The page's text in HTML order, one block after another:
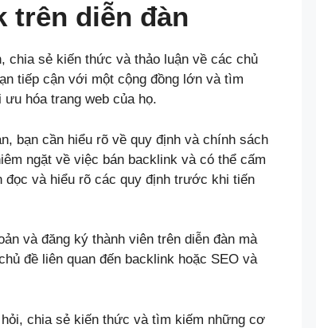
trên diễn đàn
chia sẻ kiến thức và thảo luận về các chủ
tiếp cận với một cộng đồng lớn và tìm
hóa trang web của họ.
bạn cần hiểu rõ về quy định và chính sách
ngặt về việc bán backlink và có thể cấm
đọc và hiểu rõ các quy định trước khi tiến
và đăng ký thành viên trên diễn đàn mà
đề liên quan đến backlink hoặc SEO và
chia sẻ kiến thức và tìm kiếm những cơ